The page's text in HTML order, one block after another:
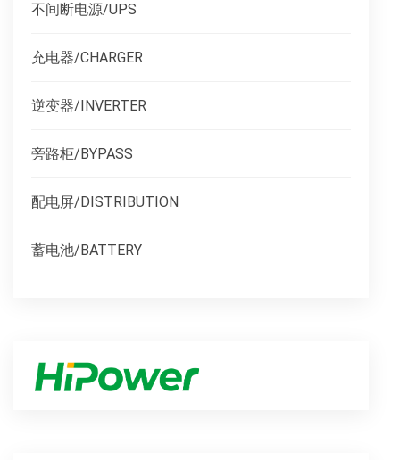
不间断电源/UPS
充电器/CHARGER
逆变器/INVERTER
旁路柜/BYPASS
配电屏/DISTRIBUTION
蓄电池/BATTERY